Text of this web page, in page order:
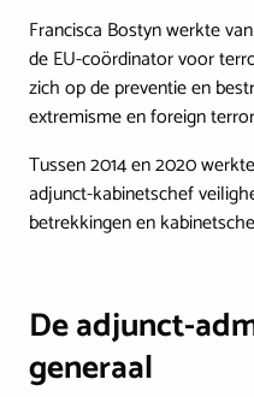
Francisca Bostyn werkte
de EU-coördinator voor
zich op de preventie en
extremisme en foreign
Tussen 2014 en 2020
adjunct-kabinetschef
betrekkingen en
De adjunct-
generaal